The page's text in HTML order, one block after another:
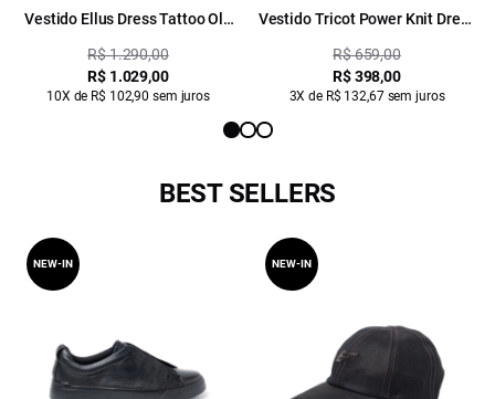
Vestido Ellus Dress Tattoo Old
R$ 1.290,00
R$ 1.029,00
10X de R$ 102,90 sem juros
Vestido Tricot Power Knit Dress
R$ 659,00
R$ 398,00
3X de R$ 132,67 sem juros
BEST SELLERS
NEW-IN NEW-IN